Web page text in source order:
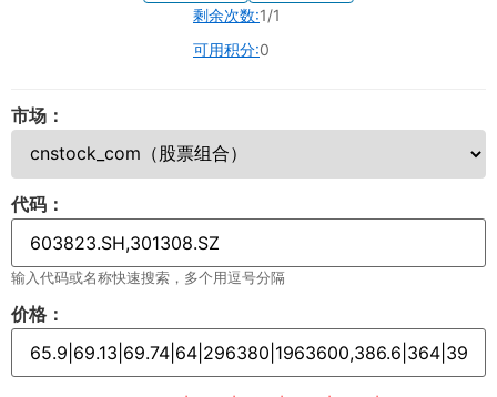
剩余次数:1/1
可用积分:0
市场：
代码：
输入代码或名称快速搜索，多个用逗号分隔
价格：